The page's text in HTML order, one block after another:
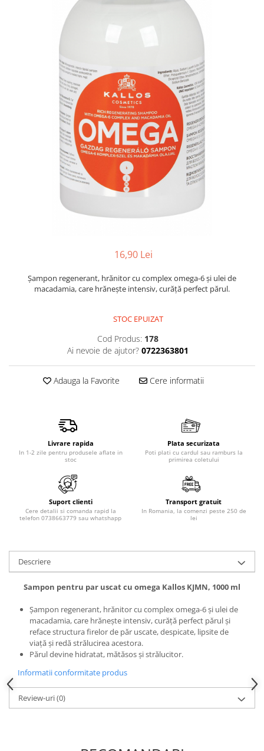
Ceara de par si gel
Sampon de par
Tratamente si masca de par
Vopsea de par si oxidant
Accesorii tuns si vopsit
Balsam de par
Ingrijire corp
Geluri de dus
Deodorante si antiperspirante
Lotiuni si creme de corp
Produse pentru protectie solara
Mascara
Creion si tus ochi
Aplicatoare si pensule machiaj
Accesorii machiaj
Igiena dentara
Periute de dinti
Pasta de dinti
Apa de gura
Ata dentara
Igiena intima
Tampoane si absorbante
Geluri si deodorante igiena intima
Oja si lac de unghii
Accesorii manichiura & pedichiura
Scutece adulti
Seturi cadou
16,90 Lei
Şampon regenerant, hrănitor cu complex omega-6 şi ulei de
macadamia, care hrăneşte intensiv, curăţă perfect părul.
STOC EPUIZAT
Cod Produs: 178
Ai nevoie de ajutor? 0722363801
Adauga la Favorite Cere informatii
Livrare rapida
In 1-2 zile pentru produsele aflate in
stoc
Plata securizata
Poti plati cu cardul sau ramburs la
primirea coletului
Suport clienti
Cere detalii si comanda rapid la
telefon 0738663779 sau whatshapp
Transport gratuit
In Romania, la comenzi peste 250 de
lei
Descriere
Sampon pentru par uscat cu omega Kallos KJMN, 1000 ml
Şampon regenerant, hrănitor cu complex omega-6 şi ulei de
macadamia, care hrăneşte intensiv, curăţă perfect părul şi
reface structura firelor de păr uscate, despicate, lipsite de
viaţă şi redă strălucirea acestora.
Părul devine hidratat, mătăsos şi strălucitor.
Informatii conformitate produs
Review-uri(0)